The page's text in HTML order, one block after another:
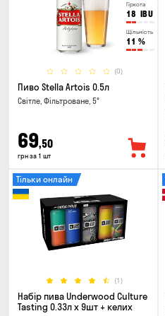
Гіркота
18 IBU
Щільність
11 %
(0)
Пиво Stella Artois 0.5л
Світле, Фільтроване, 5°
69,50
грн за 1 шт
(1)
Тільки онлайн
Набір пива Underwood Culture
Tasting 0.33л x 9шт + келих